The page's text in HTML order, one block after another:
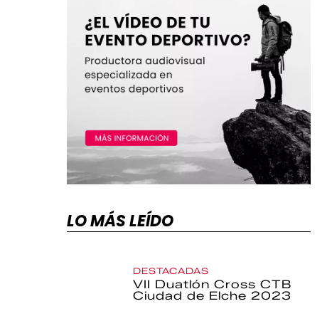
LO MÁS LEÍDO
DESTACADAS
VII Duatlón Cross CTB
Ciudad de Elche 2023